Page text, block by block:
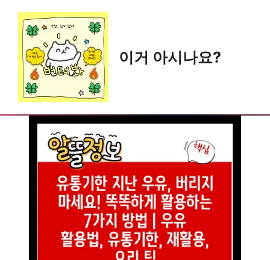
content
이거 아시나요?